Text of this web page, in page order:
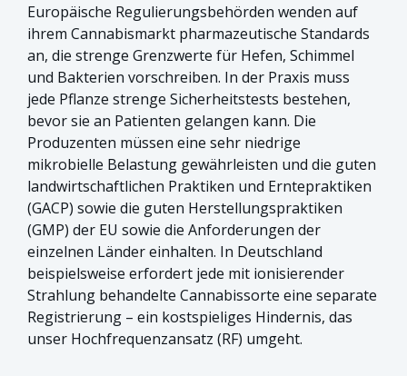
Europäische Regulierungsbehörden wenden auf
ihrem Cannabismarkt pharmazeutische Standards
an, die strenge Grenzwerte für Hefen, Schimmel
und Bakterien vorschreiben. In der Praxis muss
jede Pflanze strenge Sicherheitstests bestehen,
bevor sie an Patienten gelangen kann. Die
Produzenten müssen eine sehr niedrige
mikrobielle Belastung gewährleisten und die guten
landwirtschaftlichen Praktiken und Erntepraktiken
(GACP) sowie die guten Herstellungspraktiken
(GMP) der EU sowie die Anforderungen der
einzelnen Länder einhalten. In Deutschland
beispielsweise erfordert jede mit ionisierender
Strahlung behandelte Cannabissorte eine separate
Registrierung – ein kostspieliges Hindernis, das
unser Hochfrequenzansatz (RF) umgeht.